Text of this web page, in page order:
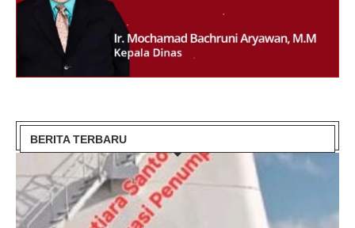
BERITA TERBARU